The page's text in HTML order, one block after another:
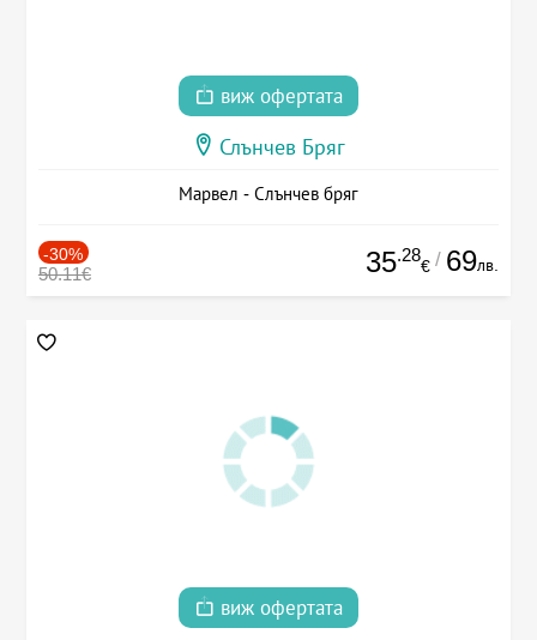
виж офертата
Слънчев Бряг
Марвел - Слънчев бряг
-30%
50.11€ 35.28
€ / 69лв.
виж офертата